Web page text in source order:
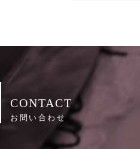
CONTACT
お問い合わせ